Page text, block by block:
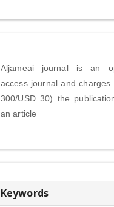
Aljameai journal is an
access journal and charges
300/USD 30) the
an article
Keywords